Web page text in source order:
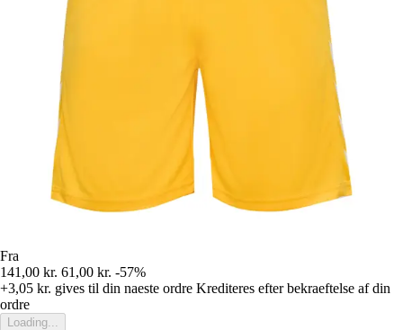
Fra
141,00 kr. 61,00 kr. -57%
+3,05 kr. gives til din naeste ordre Krediteres efter bekraeftelse af din
ordre
Loading...